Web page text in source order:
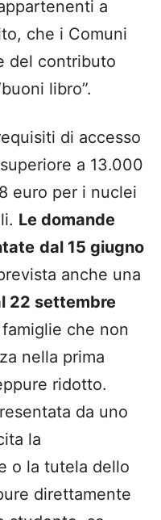
a
che i Comuni
del contributo
libro”.
di accesso
a 13.000
euro per i nuclei
Le domande
dal 15 giugno
anche una
22 settembre
che non
nella prima
ridotto.
da uno
la
o la tutela dello
direttamente